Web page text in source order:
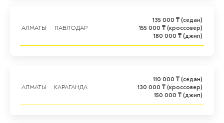
АЛМАТЫ ПАВЛОДАР
135 000 ₸ (седан)
155 000 ₸ (кроссовер)
180 000 ₸ (джип)
АЛМАТЫ КАРАГАНДА
110 000 ₸ (седан)
130 000 ₸ (кроссовер)
150 000 ₸ (джип)